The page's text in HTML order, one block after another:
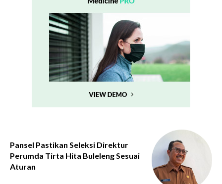
Pansel Pastikan Seleksi Direktur
Perumda Tirta Hita Buleleng Sesuai
Aturan